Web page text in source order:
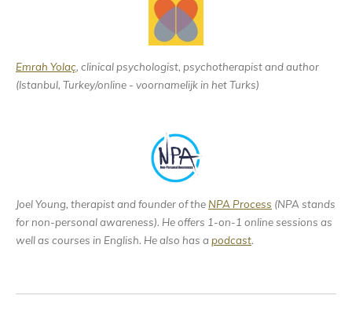
Emrah Yolaç, clinical psychologist, psychotherapist and author
(Istanbul, Turkey/online - voornamelijk in het Turks)
Joel Young, therapist and founder of the NPA Process (NPA stands
for non-personal awareness). He offers 1-on-1 online sessions as
well as courses in English. He also has a podcast.